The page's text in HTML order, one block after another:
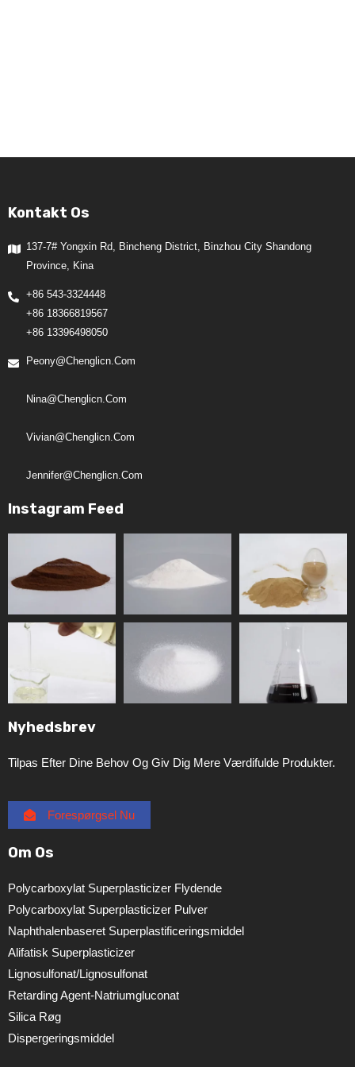
Kontakt Os
137-7# Yongxin Rd, Bincheng District, Binzhou City Shandong
Province, Kina
+86 543-3324448
+86 18366819567
+86 13396498050
Peony@chenglicn.com
Nina@chenglicn.com
Vivian@chenglicn.com
Jennifer@chenglicn.com
Instagram Feed
Nyhedsbrev
Tilpas Efter Dine Behov Og Giv Dig Mere Værdifulde Produkter.
Forespørgsel Nu
Om Os
Polycarboxylat Superplasticizer Flydende
Polycarboxylat Superplasticizer Pulver
Naphthalenbaseret Superplastificeringsmiddel
Alifatisk Superplasticizer
Lignosulfonat/lignosulfonat
Retarding Agent-Natriumgluconat
Silica Røg
Dispergeringsmiddel